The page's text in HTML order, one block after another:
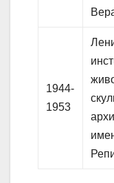
1944-
1953